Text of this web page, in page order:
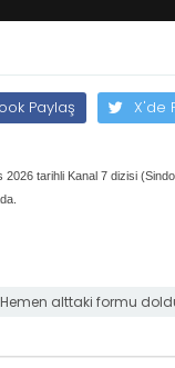
Paylaş X'de
2026 tarihli Kanal 7 dizisi
alttaki formu